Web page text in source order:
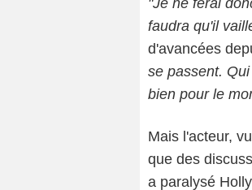
"Je ne ferai
faudra qu'il
d'avancées
se passent.
bien pour le
Mais l'acteur,
que des
a paralysé